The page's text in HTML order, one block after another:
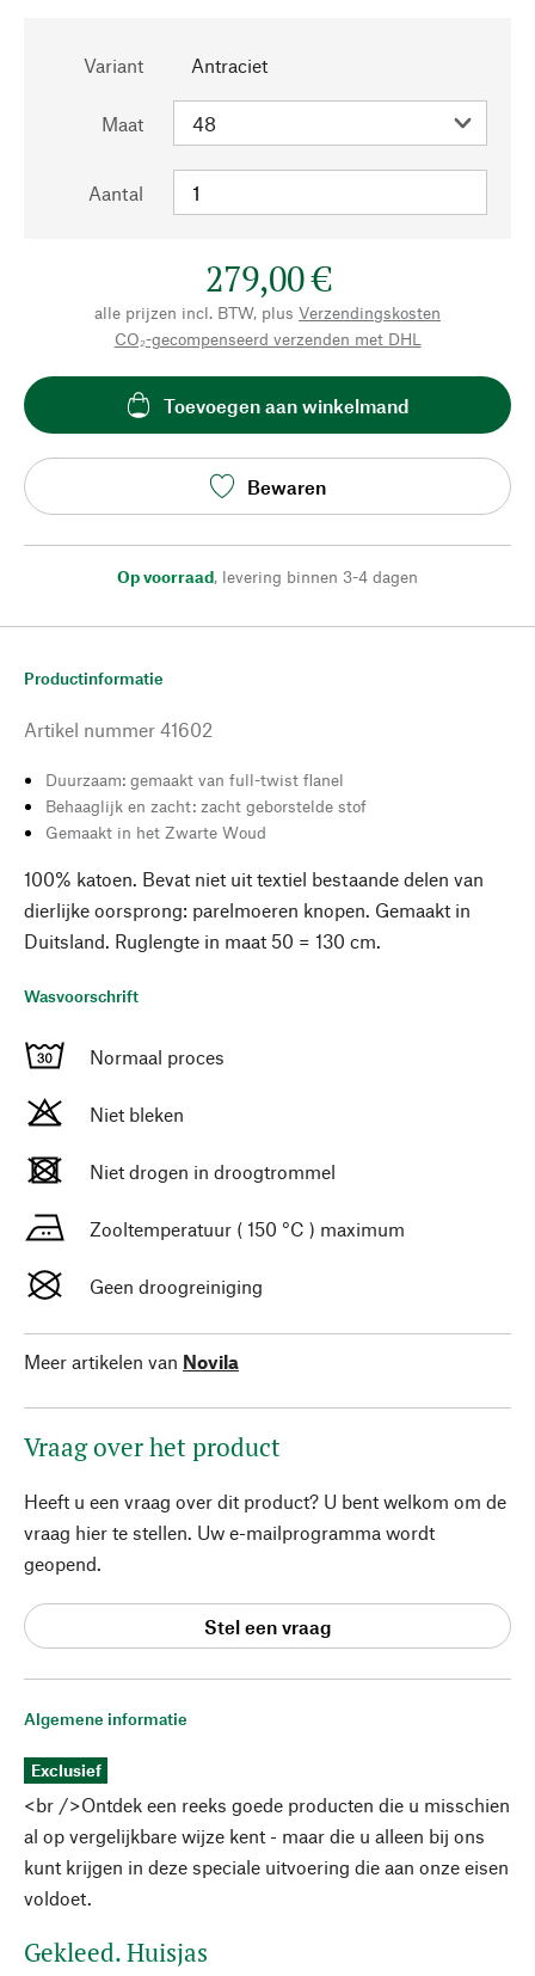
Variant Antraciet
Maat
Aantal
279,00 €
alle prijzen incl. BTW, plus Verzendingskosten
CO₂-gecompenseerd verzenden met DHL
Toevoegen aan winkelmand
Bewaren
Op voorraad, levering binnen 3-4 dagen
Algemene informatie
Exclusief
<br />Ontdek een reeks goede producten die u misschien
al op vergelijkbare wijze kent - maar die u alleen bij ons
kunt krijgen in deze speciale uitvoering die aan onze eisen
voldoet.
Gekleed. Huisjas
Productinformatie
Artikel nummer 41602
Duurzaam: gemaakt van full-twist flanel
Behaaglijk en zacht: zacht geborstelde stof
Gemaakt in het Zwarte Woud
100% katoen. Bevat niet uit textiel bestaande delen van
dierlijke oorsprong: parelmoeren knopen. Gemaakt in
Duitsland. Ruglengte in maat 50 = 130 cm.
Wasvoorschrift
Normaal proces
Niet bleken
Niet drogen in droogtrommel
Zooltemperatuur ( 150 °C ) maximum
Geen droogreiniging
Meer artikelen van Novila
Vraag over het product
Heeft u een vraag over dit product? U bent welkom om de
vraag hier te stellen. Uw e-mailprogramma wordt
geopend.
Stel een vraag